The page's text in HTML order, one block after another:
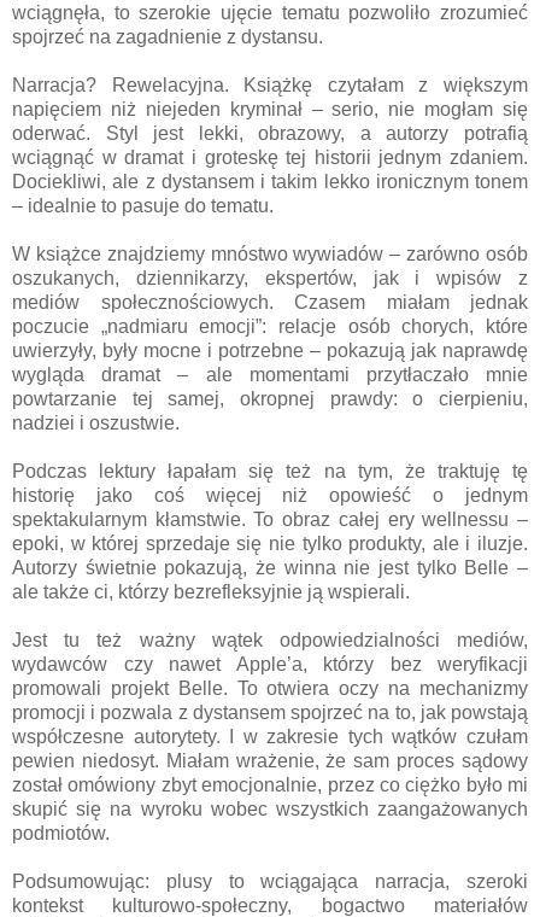
wciągnęła, to szerokie ujęcie tematu pozwoliło zrozumieć
spojrzeć na zagadnienie z dystansu.
Narracja? Rewelacyjna. Książkę czytałam z większym
napięciem niż niejeden kryminał – serio, nie mogłam się
oderwać. Styl jest lekki, obrazowy, a autorzy potrafią
wciągnąć w dramat i groteskę tej historii jednym zdaniem.
Dociekliwi, ale z dystansem i takim lekko ironicznym tonem
– idealnie to pasuje do tematu.
W książce znajdziemy mnóstwo wywiadów – zarówno osób
oszukanych, dziennikarzy, ekspertów, jak i wpisów z
mediów społecznościowych. Czasem miałam jednak
poczucie „nadmiaru emocji”: relacje osób chorych, które
uwierzyły, były mocne i potrzebne – pokazują jak naprawdę
wygląda dramat – ale momentami przytłaczało mnie
powtarzanie tej samej, okropnej prawdy: o cierpieniu,
nadziei i oszustwie.
Podczas lektury łapałam się też na tym, że traktuję tę
historię jako coś więcej niż opowieść o jednym
spektakularnym kłamstwie. To obraz całej ery wellnessu –
epoki, w której sprzedaje się nie tylko produkty, ale i iluzje.
Autorzy świetnie pokazują, że winna nie jest tylko Belle –
ale także ci, którzy bezrefleksyjnie ją wspierali.
Jest tu też ważny wątek odpowiedzialności mediów,
wydawców czy nawet Apple’a, którzy bez weryfikacji
promowali projekt Belle. To otwiera oczy na mechanizmy
promocji i pozwala z dystansem spojrzeć na to, jak powstają
współczesne autorytety. I w zakresie tych wątków czułam
pewien niedosyt. Miałam wrażenie, że sam proces sądowy
został omówiony zbyt emocjonalnie, przez co ciężko było mi
skupić się na wyroku wobec wszystkich zaangażowanych
podmiotów.
Podsumowując: plusy to wciągająca narracja, szeroki
kontekst kulturowo-społeczny, bogactwo materiałów